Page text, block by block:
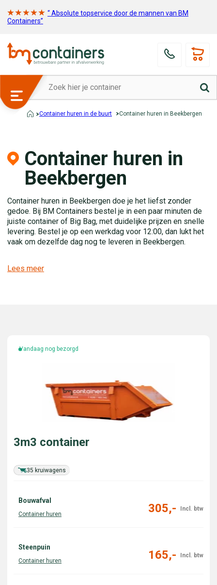
“ Absolute topservice door de mannen van BM
Containers”
Container huren in de buurt Container huren in Beekbergen
Container huren in
Beekbergen
Container huren in Beekbergen doe je het liefst zonder
gedoe. Bij BM Containers bestel je in een paar minuten de
juiste container of Big Bag, met duidelijke prijzen en snelle
levering. Bestel je op een werkdag voor 12:00, dan lukt het
vaak om dezelfde dag nog te leveren in Beekbergen.
Lees meer
Vandaag nog bezorgd
35 kruiwagens
3m3 container
Bouwafval
305,-
Steenpuin
165,-